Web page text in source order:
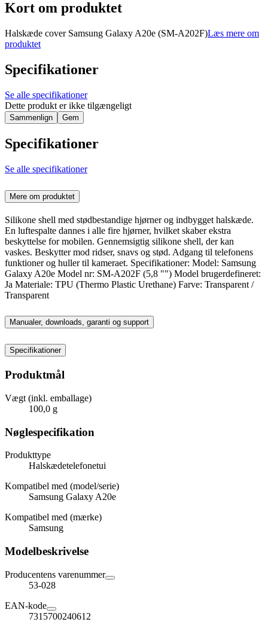
Kort om produktet
Halskæde cover Samsung Galaxy A20e (SM-A202F)Læs mere om
produktet
Specifikationer
Se alle specifikationer
Dette produkt er ikke tilgængeligt
Sammenlign Gem
Specifikationer
Se alle specifikationer
Mere om produktet
Silikone shell med stødbestandige hjørner og indbygget halskæde.
En luftespalte dannes i alle fire hjørner, hvilket skaber ekstra
beskyttelse for mobilen. Gennemsigtig silikone shell, der kan
vaskes. Beskytter mod ridser, snavs og stød. Adgang til telefonens
funktioner og huller til kameraet. Specifikationer: Model: Samsung
Galaxy A20e Model nr: SM-A202F (5,8 "") Model brugerdefineret:
Ja Materiale: TPU (Thermo Plastic Urethane) Farve: Transparent /
Transparent
Manualer, downloads, garanti og support
Specifikationer
Produktmål
Vægt (inkl. emballage)
100,0 g
Nøglespecifikation
Produkttype
Halskædetelefonetui
Kompatibel med (model/serie)
Samsung Galaxy A20e
Kompatibel med (mærke)
Samsung
Modelbeskrivelse
Producentens varenummer
53-028
EAN-kode
7315700240612